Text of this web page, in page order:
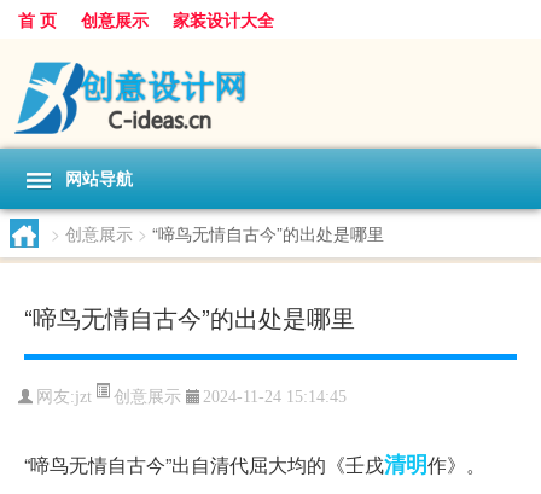
首 页 创意展示 家装设计大全
网站导航
> 创意展示 > “啼鸟无情自古今”的出处是哪里
“啼鸟无情自古今”的出处是哪里
网友:jzt 创意展示 2024-11-24 15:14:45
“啼鸟无情自古今”出自清代屈大均的《壬戌清明作》。